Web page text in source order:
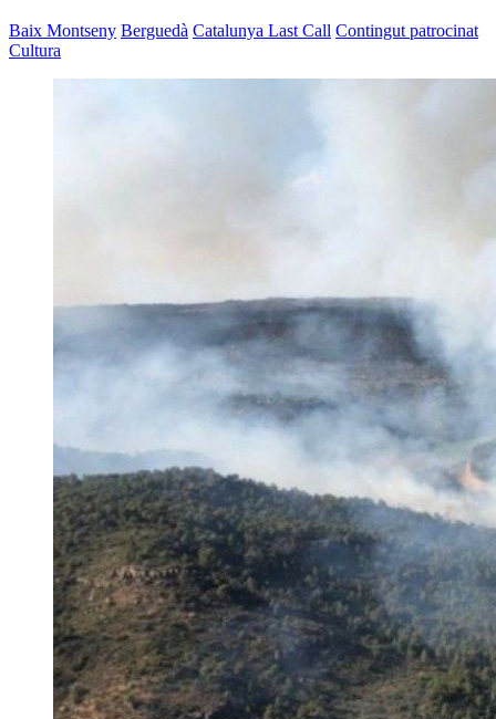
Baix Montseny Berguedà Catalunya Last Call Contingut patrocinat
Cultura